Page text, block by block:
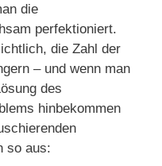
die
perfektioniert.
die Zahl der
– und wenn man
des
hinbekommen
so aus: